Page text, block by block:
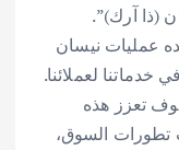
(ذا آرك)”.
عمليات نيسان
خدماتنا لعملائنا.
تعزز هذه
تطورات السوق،